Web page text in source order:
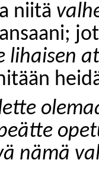
niitä
lihaisen
nämä